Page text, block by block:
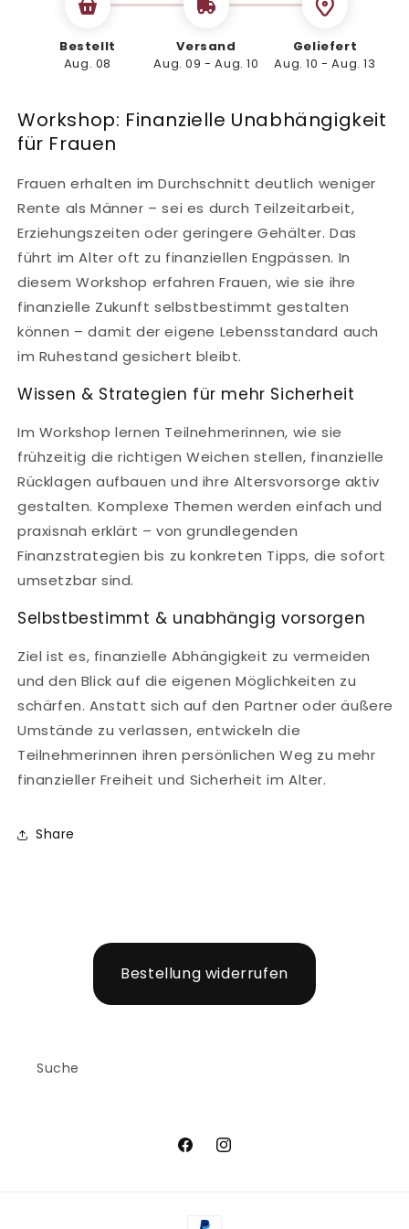
Bestellt
Aug. 08
Versand
Aug. 09 - Aug. 10
Geliefert
Aug. 10 - Aug. 13
Workshop: Finanzielle Unabhängigkeit
für Frauen
Frauen erhalten im Durchschnitt deutlich weniger
Rente als Männer – sei es durch Teilzeitarbeit,
Erziehungszeiten oder geringere Gehälter. Das
führt im Alter oft zu finanziellen Engpässen. In
diesem Workshop erfahren Frauen, wie sie ihre
finanzielle Zukunft selbstbestimmt gestalten
können – damit der eigene Lebensstandard auch
im Ruhestand gesichert bleibt.
Wissen & Strategien für mehr Sicherheit
Im Workshop lernen Teilnehmerinnen, wie sie
frühzeitig die richtigen Weichen stellen, finanzielle
Rücklagen aufbauen und ihre Altersvorsorge aktiv
gestalten. Komplexe Themen werden einfach und
praxisnah erklärt – von grundlegenden
Finanzstrategien bis zu konkreten Tipps, die sofort
umsetzbar sind.
Selbstbestimmt & unabhängig vorsorgen
Ziel ist es, finanzielle Abhängigkeit zu vermeiden
und den Blick auf die eigenen Möglichkeiten zu
schärfen. Anstatt sich auf den Partner oder äußere
Umstände zu verlassen, entwickeln die
Teilnehmerinnen ihren persönlichen Weg zu mehr
finanzieller Freiheit und Sicherheit im Alter.
Share
Bestellung widerrufen
Suche
FacebookInstagram
Zahlungsmethoden